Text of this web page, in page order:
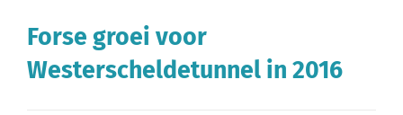
brand
Forse groei voor
Westerscheldetunnel in 2016